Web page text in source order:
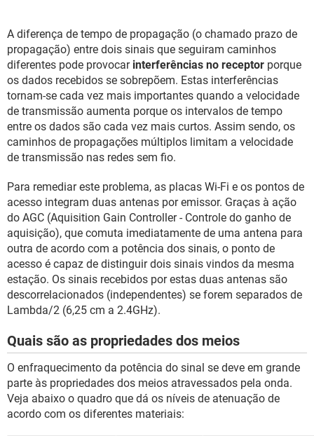
A diferença de tempo de propagação (o chamado prazo de
propagação) entre dois sinais que seguiram caminhos
diferentes pode provocar interferências no receptor porque
os dados recebidos se sobrepõem. Estas interferências
tornam-se cada vez mais importantes quando a velocidade
de transmissão aumenta porque os intervalos de tempo
entre os dados são cada vez mais curtos. Assim sendo, os
caminhos de propagações múltiplos limitam a velocidade
de transmissão nas redes sem fio.
Para remediar este problema, as placas Wi-Fi e os pontos de
acesso integram duas antenas por emissor. Graças à ação
do AGC (Aquisition Gain Controller - Controle do ganho de
aquisição), que comuta imediatamente de uma antena para
outra de acordo com a potência dos sinais, o ponto de
acesso é capaz de distinguir dois sinais vindos da mesma
estação. Os sinais recebidos por estas duas antenas são
descorrelacionados (independentes) se forem separados de
Lambda/2 (6,25 cm a 2.4GHz).
Quais são as propriedades dos meios
O enfraquecimento da potência do sinal se deve em grande
parte às propriedades dos meios atravessados pela onda.
Veja abaixo o quadro que dá os níveis de atenuação de
acordo com os diferentes materiais: